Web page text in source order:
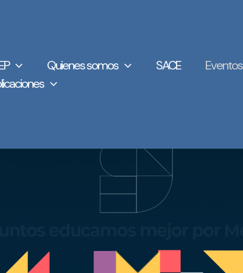
Quienes somos SACE